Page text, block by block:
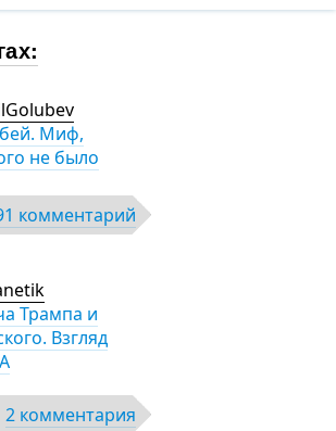
Миф,
не было
комментарий
Трампа и
Взгляд
2 комментария